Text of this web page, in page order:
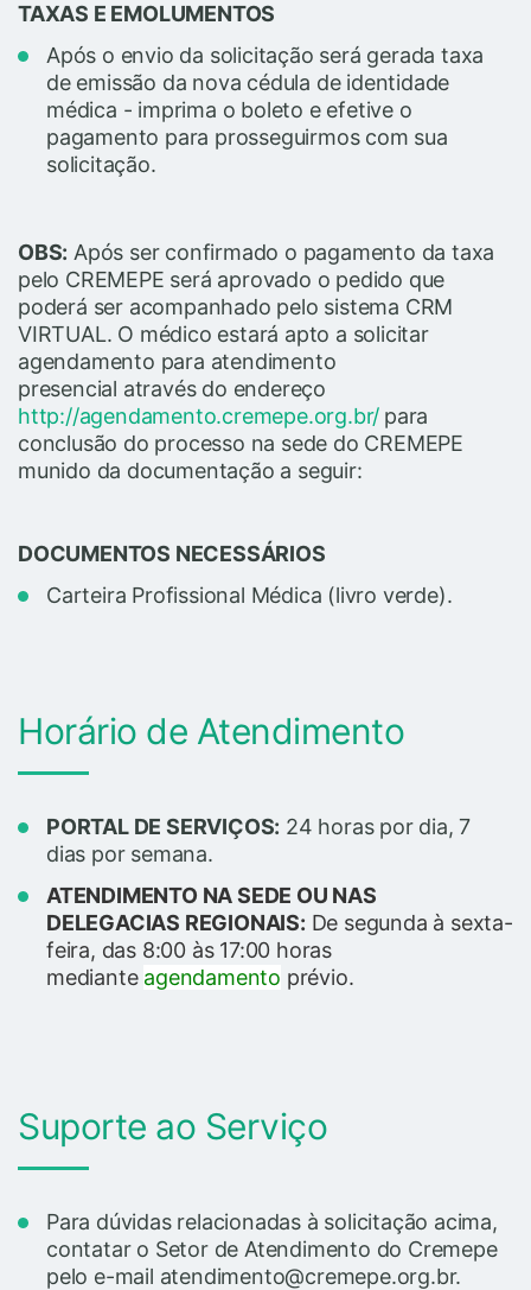
TAXAS E EMOLUMENTOS
Após o envio da solicitação será gerada taxa
de emissão da nova cédula de identidade
médica - imprima o boleto e efetive o
pagamento para prosseguirmos com sua
solicitação.
OBS: Após ser confirmado o pagamento da taxa
pelo CREMEPE será aprovado o pedido que
poderá ser acompanhado pelo sistema CRM
VIRTUAL. O médico estará apto a solicitar
agendamento para atendimento
presencial através do endereço
http://agendamento.cremepe.org.br/ para
conclusão do processo na sede do CREMEPE
munido da documentação a seguir:
DOCUMENTOS NECESSÁRIOS
Carteira Profissional Médica (livro verde).
Horário de Atendimento
PORTAL DE SERVIÇOS: 24 horas por dia, 7
dias por semana.
ATENDIMENTO NA SEDE OU NAS
DELEGACIAS REGIONAIS: De segunda à sexta-
feira, das 8:00 às 17:00 horas
mediante agendamento prévio.
Suporte ao Serviço
Para dúvidas relacionadas à solicitação acima,
contatar o Setor de Atendimento do Cremepe
pelo e-mail atendimento@cremepe.org.br.